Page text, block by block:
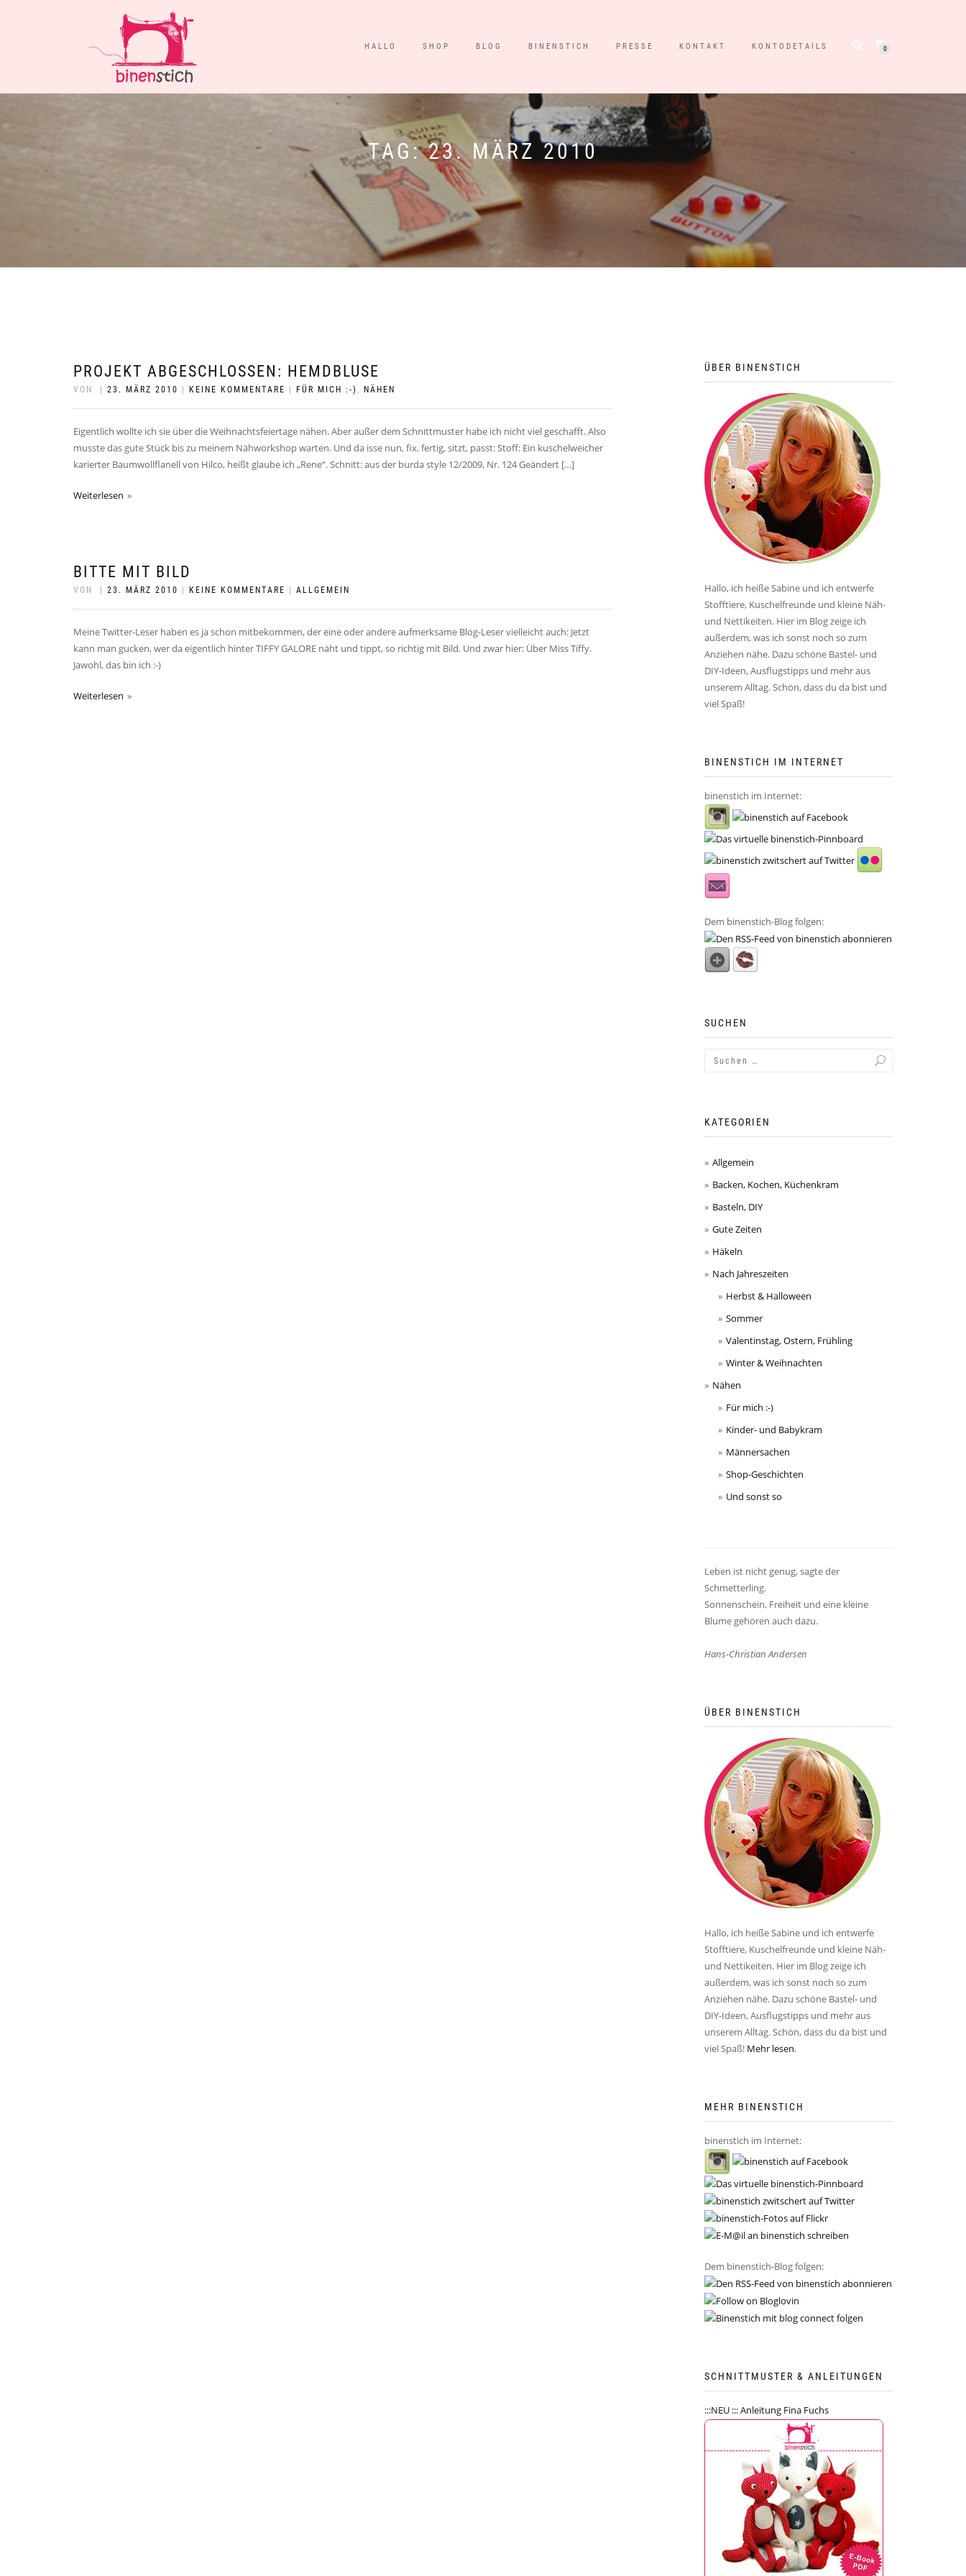
HALLO SHOP BLOG BINENSTICH PRESSE KONTAKT KONTODETAILS 0
TAG:23. MÄRZ 2010
PROJEKT ABGESCHLOSSEN: HEMDBLUSE
VON 23. MÄRZ 2010 KEINE KOMMENTARE FÜR MICH :-) , NÄHEN
Eigentlich wollte ich sie über die Weihnachtsfeiertage nähen. Aber außer dem Schnittmuster habe ich nicht viel geschafft. Also
musste das gute Stück bis zu meinem Nähworkshop warten. Und da isse nun, fix, fertig, sitzt, passt: Stoff: Ein kuschelweicher
karierter Baumwollflanell von Hilco, heißt glaube ich „Rene“. Schnitt: aus der burda style 12/2009, Nr. 124 Geändert […]
Weiterlesen
BITTE MIT BILD
VON 23. MÄRZ 2010 KEINE KOMMENTARE ALLGEMEIN
Meine Twitter-Leser haben es ja schon mitbekommen, der eine oder andere aufmerksame Blog-Leser vielleicht auch: Jetzt
kann man gucken, wer da eigentlich hinter TIFFY GALORE näht und tippt, so richtig mit Bild. Und zwar hier: Über Miss Tiffy.
Jawohl, das bin ich :-)
Weiterlesen
ÜBER BINENSTICH
Hallo, ich heiße Sabine und ich entwerfe
Stofftiere, Kuschelfreunde und kleine Näh-
und Nettikeiten. Hier im Blog zeige ich
außerdem, was ich sonst noch so zum
Anziehen nähe. Dazu schöne Bastel- und
DIY-Ideen, Ausflugstipps und mehr aus
unserem Alltag. Schön, dass du da bist und
viel Spaß!
BINENSTICH IM INTERNET
binenstich im Internet:
Dem binenstich-Blog folgen:
SUCHEN
KATEGORIEN
Allgemein
Backen, Kochen, Küchenkram
Basteln, DIY
Gute Zeiten
Häkeln
Nach Jahreszeiten
Herbst & Halloween
Sommer
Valentinstag, Ostern, Frühling
Winter & Weihnachten
Nähen
Für mich :-)
Kinder- und Babykram
Männersachen
Shop-Geschichten
Und sonst so
Leben ist nicht genug, sagte der
Schmetterling.
Sonnenschein, Freiheit und eine kleine
Blume gehören auch dazu.
Hans-Christian Andersen
ÜBER BINENSTICH
Hallo, ich heiße Sabine und ich entwerfe
Stofftiere, Kuschelfreunde und kleine Näh-
und Nettikeiten. Hier im Blog zeige ich
außerdem, was ich sonst noch so zum
Anziehen nähe. Dazu schöne Bastel- und
DIY-Ideen, Ausflugstipps und mehr aus
unserem Alltag. Schön, dass du da bist und
viel Spaß! Mehr lesen.
MEHR BINENSTICH
binenstich im Internet:
Dem binenstich-Blog folgen:
SCHNITTMUSTER & ANLEITUNGEN
:::NEU ::: Anleitung Fina Fuchs